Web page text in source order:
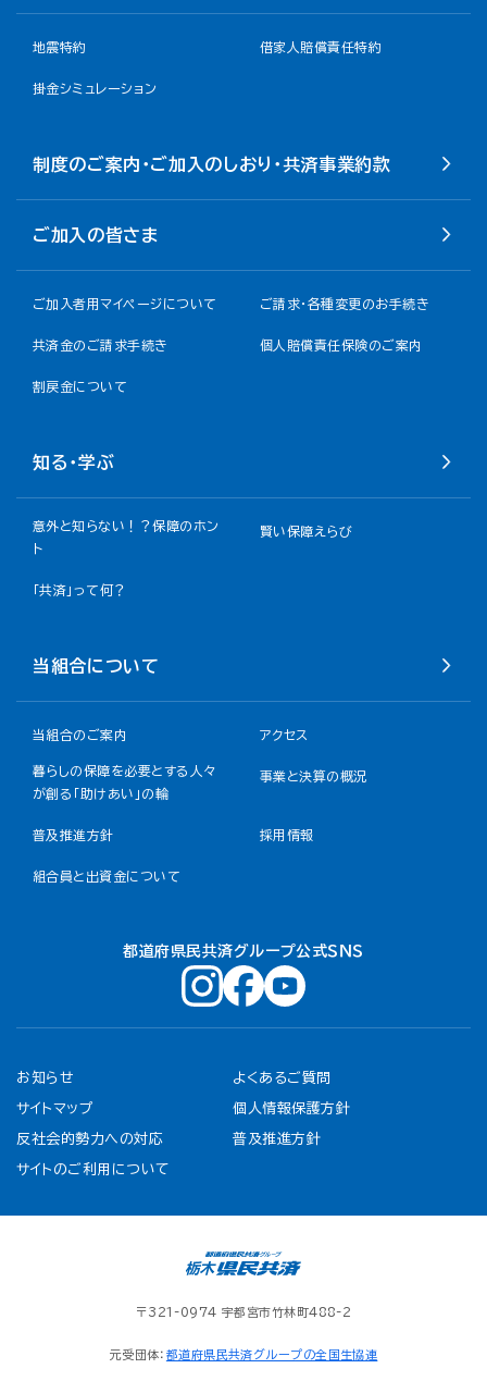
地震特約 借家人賠償責任特約
掛金シミュレーション
制度のご案内・ご加入のしおり・共済事業約款
ご加入の皆さま
ご加入者用マイページについて ご請求・各種変更のお手続き
共済金のご請求手続き 個人賠償責任保険のご案内
割戻金について​
知る・学ぶ
意外と知らない！？保障のホン
ト
賢い保障えらび
「共済」って何？
当組合について
当組合のご案内 アクセス
暮らしの保障を必要とする人々
が創る「助けあい」の輪
事業と決算の概況
普及推進方針 採用情報
組合員と出資金について
都道府県民共済グループ公式ＳＮＳ
お知らせ よくあるご質問
サイトマップ 個人情報保護方針
反社会的勢力への対応 普及推進方針
サイトのご利用について
〒321-0974 宇都宮市竹林町488-2
元受団体： 都道府県民共済グループの全国生協連